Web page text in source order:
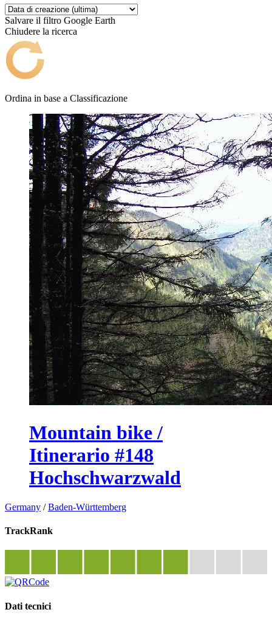
Salvare il filtro Google Earth
Chiudere la ricerca
Ordina in base a Classificazione
Mountain bike /
Itinerario #148
Hochschwarzwald
Germany /Baden-Württemberg
TrackRank
Dati tecnici